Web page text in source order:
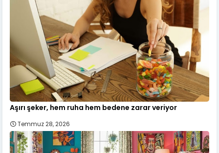
Aşırı şeker, hem ruha hem bedene zarar veriyor
Temmuz 28, 2026